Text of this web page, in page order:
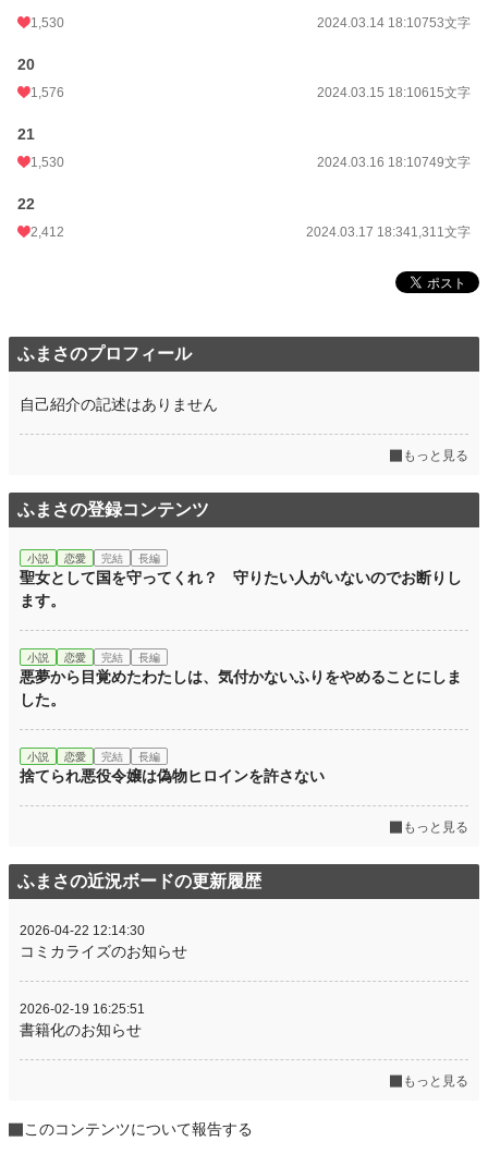
1,530 2024.03.14 18:10753文字
20
1,576 2024.03.15 18:10615文字
21
1,530 2024.03.16 18:10749文字
22
2,412 2024.03.17 18:341,311文字
ふまさのプロフィール
自己紹介の記述はありません
もっと見る
ふまさの登録コンテンツ
小説 恋愛 完結 長編
聖女として国を守ってくれ？ 守りたい人がいないのでお断りし
ます。
小説 恋愛 完結 長編
悪夢から目覚めたわたしは、気付かないふりをやめることにしま
した。
小説 恋愛 完結 長編
捨てられ悪役令嬢は偽物ヒロインを許さない
もっと見る
ふまさの近況ボードの更新履歴
2026-04-22 12:14:30
コミカライズのお知らせ
2026-02-19 16:25:51
書籍化のお知らせ
もっと見る
このコンテンツについて報告する